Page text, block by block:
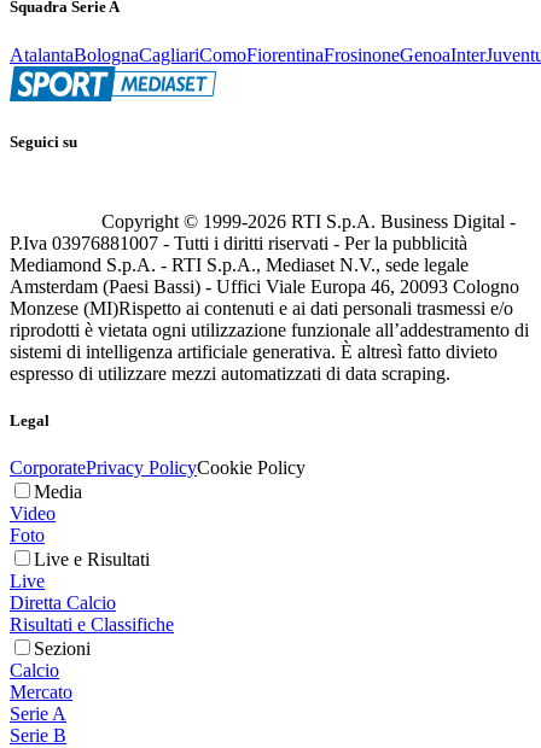
Squadra Serie A
AtalantaBolognaCagliariComoFiorentinaFrosinoneGenoaInter
Seguici su
Copyright © 1999-2026 RTI S.p.A. Business Digital -
P.Iva 03976881007 - Tutti i diritti riservati - Per la pubblicità
Mediamond S.p.A. - RTI S.p.A., Mediaset N.V., sede legale
Amsterdam (Paesi Bassi) - Uffici Viale Europa 46, 20093 Cologno
Monzese (MI)Rispetto ai contenuti e ai dati personali trasmessi e/o
riprodotti è vietata ogni utilizzazione funzionale all’addestramento di
sistemi di intelligenza artificiale generativa. È altresì fatto divieto
espresso di utilizzare mezzi automatizzati di data scraping.
Legal
CorporatePrivacy PolicyCookie Policy
Media
Video
Foto
Live e Risultati
Live
Diretta Calcio
Risultati e Classifiche
Sezioni
Calcio
Mercato
Serie A
Serie B